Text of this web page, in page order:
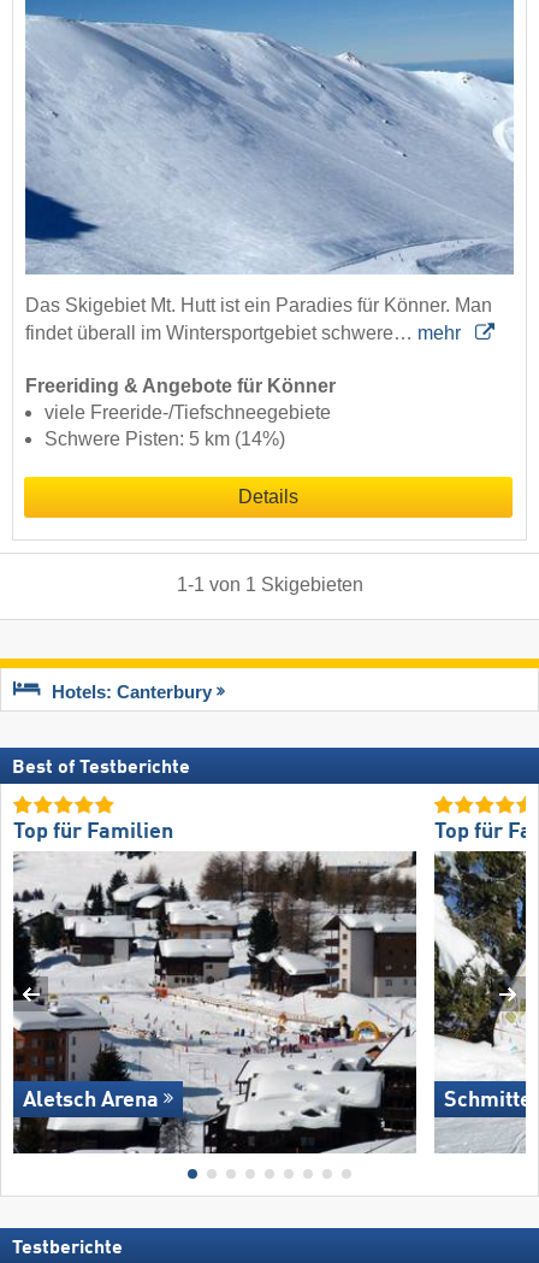
Das Skigebiet Mt. Hutt ist ein Paradies für Könner. Man
findet überall im Wintersportgebiet schwere… mehr
Freeriding & Angebote für Könner
viele Freeride-/Tiefschneegebiete
Schwere Pisten: 5 km (14%)
Details
1-1 von 1 Skigebieten
Hotels: Canterbury
Best of Testberichte
Top für Familien
Aletsch Arena
Top für
Testberichte